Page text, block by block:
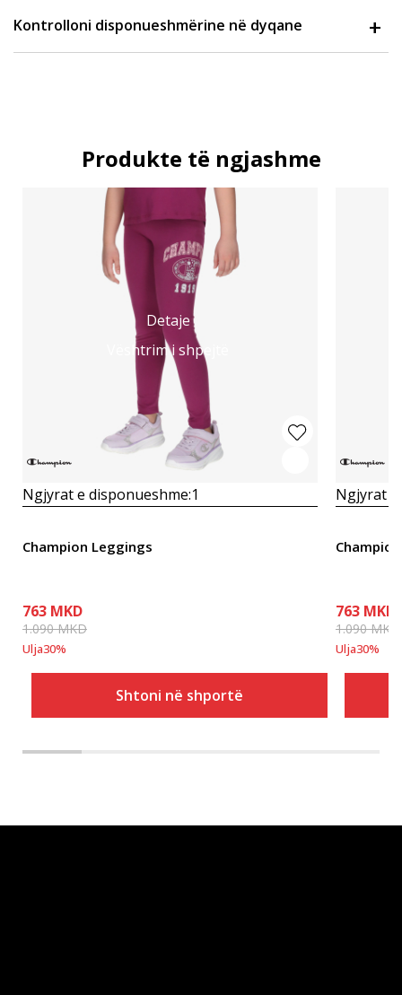
Kontrolloni disponueshmërine në dyqane
Produkte të ngjashme
Detaje
Vështrim i shpejtë
Ngjyrat e disponueshme:1
Champion Leggings
763 MKD
1.090MKD
Ulja30%
Shtoni në shportë
Ngjyrat e
763 MKD
1.090MKD
Ulja30%